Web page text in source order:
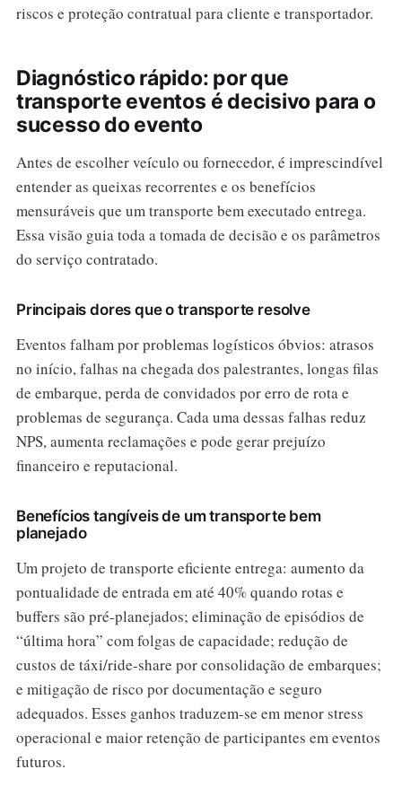
riscos e proteção contratual para cliente e transportador.
Diagnóstico rápido: por que
transporte eventos é decisivo para o
sucesso do evento
Antes de escolher veículo ou fornecedor, é imprescindível
entender as queixas recorrentes e os benefícios
mensuráveis que um transporte bem executado entrega.
Essa visão guia toda a tomada de decisão e os parâmetros
do serviço contratado.
Principais dores que o transporte resolve
Eventos falham por problemas logísticos óbvios: atrasos
no início, falhas na chegada dos palestrantes, longas filas
de embarque, perda de convidados por erro de rota e
problemas de segurança. Cada uma dessas falhas reduz
NPS, aumenta reclamações e pode gerar prejuízo
financeiro e reputacional.
Benefícios tangíveis de um transporte bem
planejado
Um projeto de transporte eficiente entrega: aumento da
pontualidade de entrada em até 40% quando rotas e
buffers são pré-planejados; eliminação de episódios de
“última hora” com folgas de capacidade; redução de
custos de táxi/ride-share por consolidação de embarques;
e mitigação de risco por documentação e seguro
adequados. Esses ganhos traduzem-se em menor stress
operacional e maior retenção de participantes em eventos
futuros.